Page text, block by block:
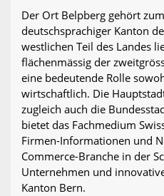
Der Ort Belpberg gehört
deutschsprachiger Kanton
westlichen Teil des Landes
flächenmässig der
eine bedeutende Rolle
wirtschaftlich. Die
zugleich auch die
bietet das Fachmedium
Firmen-Informationen und
Commerce-Branche in der
Unternehmen und
Kanton Bern.